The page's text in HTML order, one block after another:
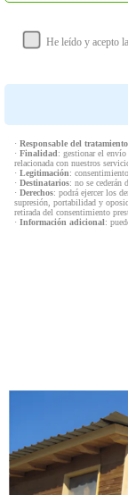
He leído y acepto la
· Responsable del tratamiento
· Finalidad: gestionar el
relacionada con nuestros
· Legitimación:
· Destinatarios: no se cederán
· Derechos: podrá ejercer los
supresión, portabilidad y
retirada del consentimiento
· Información adicional: